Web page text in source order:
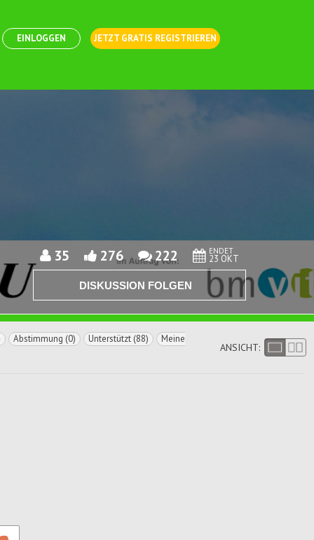
EINLOGGEN JETZT GRATIS REGISTRIEREN
35 276 222 ENDET
23 OKT
DISKUSSION FOLGEN
Abstimmung (0) Unterstützt (88)
Meine
ANSICHT: